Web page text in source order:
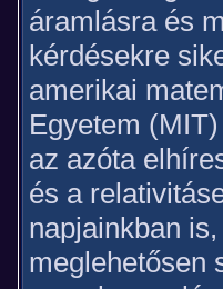
áramlásra és
kérdésekre
amerikai
Egyetem
az azóta
és a
napjainkban
meglehetősen